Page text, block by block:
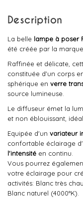
Description
La belle lampe à poser
été créée par la
Raffinée et délicate,
constituée d'un corps
sphérique en verre
source lumineuse.
Le diffuseur émet la
et non éblouissant,
Equipée d'un variateur
confortable éclairage
l'intensité en continu.
Vous pourrez
votre éclairage pour
activités: Blanc très
Blanc naturel (4000°K).